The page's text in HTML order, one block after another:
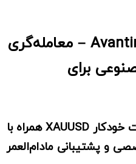
Avantir EA-ELITE 200 MT5 – معامله‌گری
برای
راهکاری حرفه‌ای برای معاملات خودکار XAUUSD همراه با
پشتیبانی مادام‌العمر